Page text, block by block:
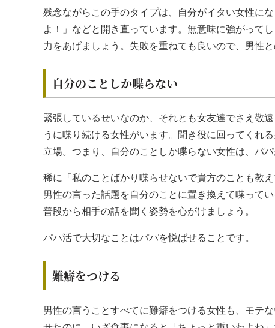
残念ながらこの手のタイプは、自分がイタい女性に
よ！」などと開き直っています。無意味に強がって
力をあげましょう。失敗を重ねても良いので、男性
自分のことしか喋らない
緊張しているせいなのか、それとも女友達でさえ敬
うに喋り続ける女性がいます。聞き役に回ってくれ
立場。つまり、自分のことしか喋らない女性は、パパ
稀に「私のことばかり喋らせないで貴方のことも教
男性の言った話題を自分のことに置き換えて喋って
普段から相手の話を聞く姿勢を心がけましょう。
パパ活で大切なことはパパを悦ばせることです。
難癖をつける
男性の言うことすべてに難癖をつける女性も、モテ